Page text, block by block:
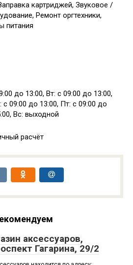
картриджей, Звуковое /
Ремонт оргтехники,
питания
до 13:00, Вт: с 09:00 до 13:00,
с 09:00 до 13:00, Пт: с 09:00 до
Вс: выходной
расчёт
аксессуаров,
Гагарина, 29/2